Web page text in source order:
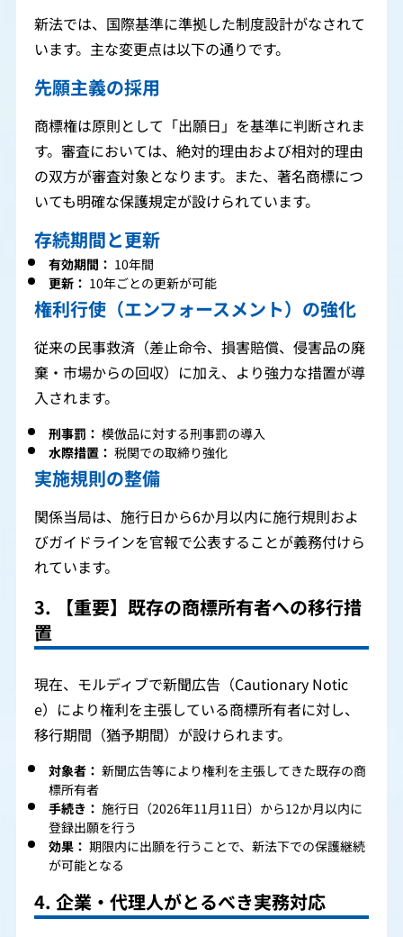
新法では、国際基準に準拠した制度設計がなされて
います。主な変更点は以下の通りです。
先願主義の採用
商標権は原則として「出願日」を基準に判断されま
す。審査においては、絶対的理由および相対的理由
の双方が審査対象となります。また、著名商標につ
いても明確な保護規定が設けられています。
存続期間と更新
有効期間： 10年間
更新： 10年ごとの更新が可能
権利行使（エンフォースメント）の強化
従来の民事救済（差止命令、損害賠償、侵害品の廃
棄・市場からの回収）に加え、より強力な措置が導
入されます。
刑事罰： 模倣品に対する刑事罰の導入
水際措置： 税関での取締り強化
実施規則の整備
関係当局は、施行日から6か月以内に施行規則およ
びガイドラインを官報で公表することが義務付けら
れています。
3. 【重要】既存の商標所有者への移行措
置
現在、モルディブで新聞広告（Cautionary Notic
e）により権利を主張している商標所有者に対し、
移行期間（猶予期間）が設けられます。
対象者： 新聞広告等により権利を主張してきた既存の商
標所有者
手続き： 施行日（2026年11月11日）から12か月以内に
登録出願を行う
効果： 期限内に出願を行うことで、新法下での保護継続
が可能となる
4. 企業・代理人がとるべき実務対応